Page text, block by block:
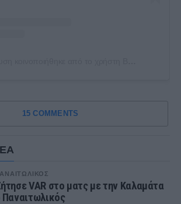
15 COMMENTS
VAR στο ματς με την Καλαμάτα
Παναιτωλικός